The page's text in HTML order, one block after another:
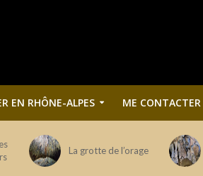
EN RHÔNE-ALPES ME CONTACTER
La grotte de l’orage